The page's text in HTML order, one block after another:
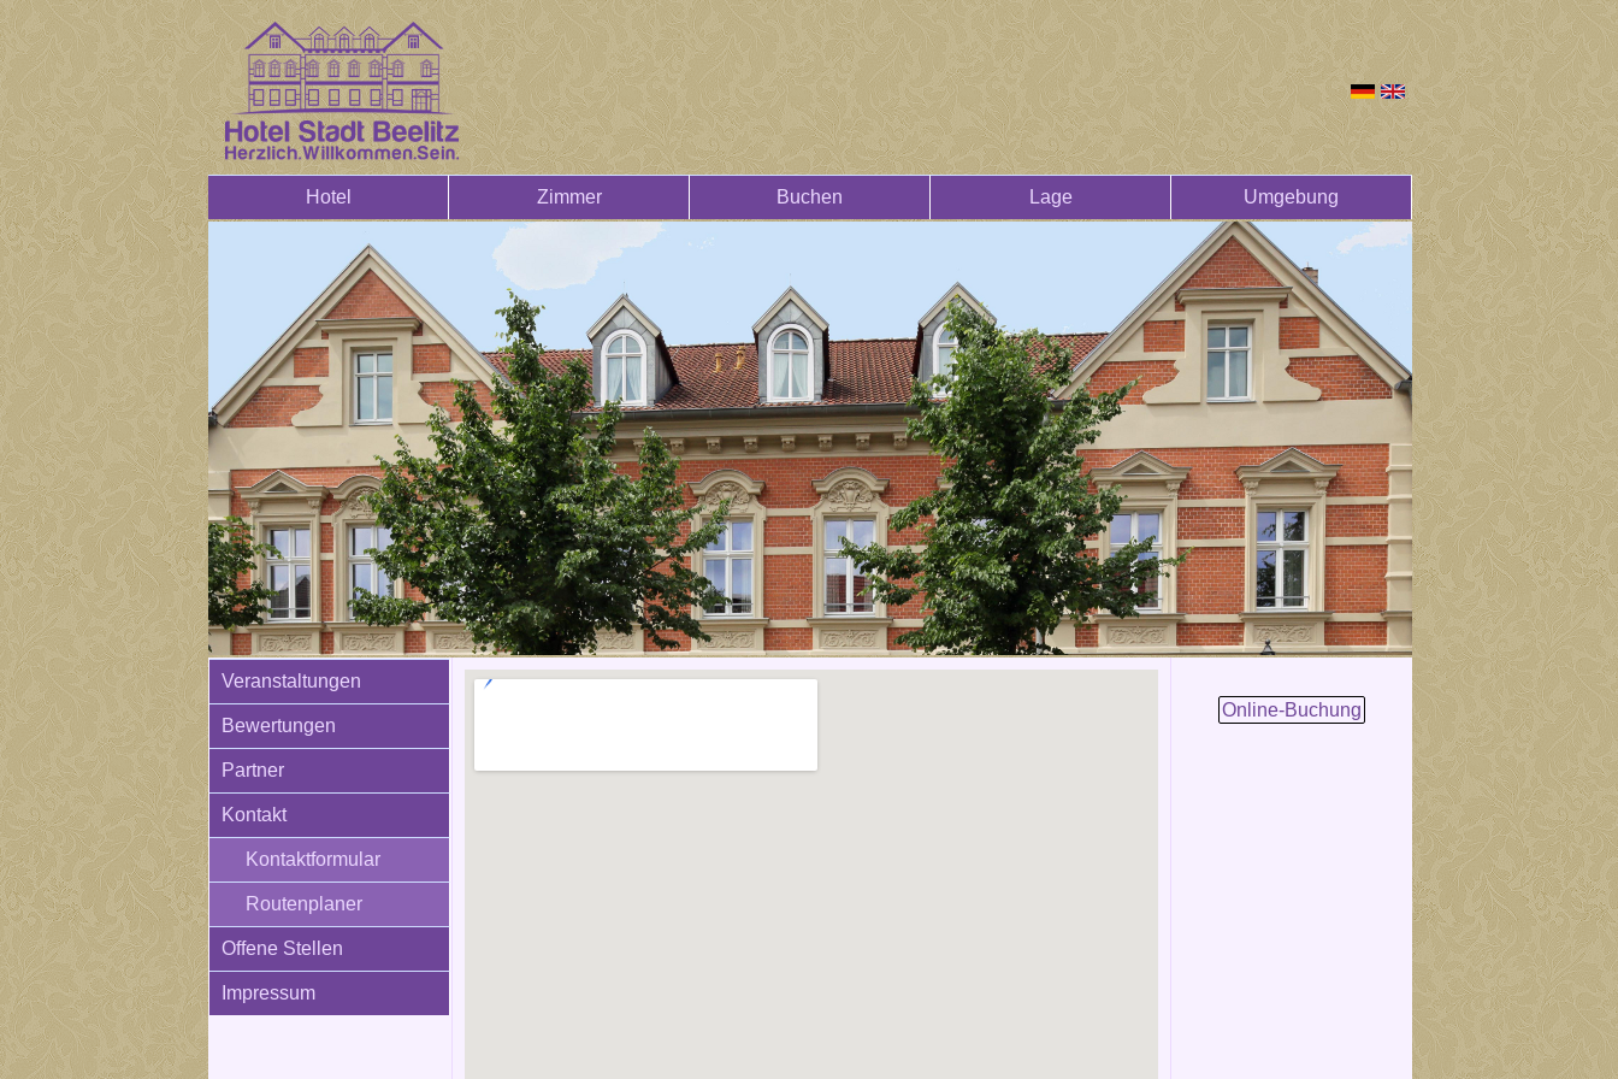
Hotel Zimmer Buchen Lage Umgebung
Veranstaltungen
Bewertungen
Partner
Kontakt
Kontaktformular
Routenplaner
Offene Stellen
Impressum
Online-Buchung